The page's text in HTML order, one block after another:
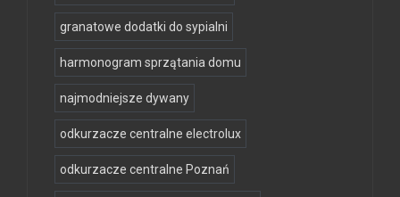
granatowe dodatki do sypialni
harmonogram sprzątania domu
najmodniejsze dywany
odkurzacze centralne electrolux
odkurzacze centralne Poznań